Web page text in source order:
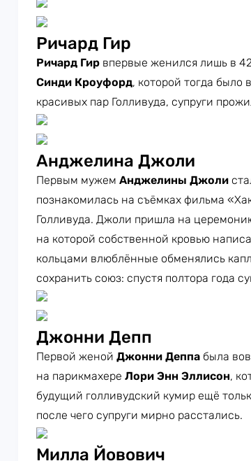
Ричард Гир
Ричард Гир впервые женился лишь в
Синди Кроуфорд, которой тогда было
красивых пар Голливуда, супруги
Анджелина Джоли
Первым мужем Анджелины Джоли
познакомилась на съёмках фильма
Голливуда. Джоли пришла на
на которой собственной кровью
кольцами влюблённые обменялись
сохранить союз: спустя полтора года
Джонни Депп
Первой женой Джонни Деппа была
на парикмахере Лори Энн Эллисон,
будущий голливудский кумир ещё
после чего супруги мирно расстались.
Милла Йовович